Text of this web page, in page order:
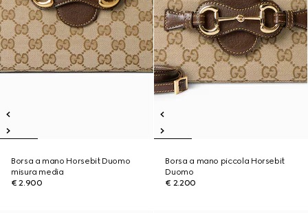
Borsa a mano Horsebit Duomo
misura media
€ 2.900
Borsa a mano piccola Horsebit
Duomo
€ 2.200